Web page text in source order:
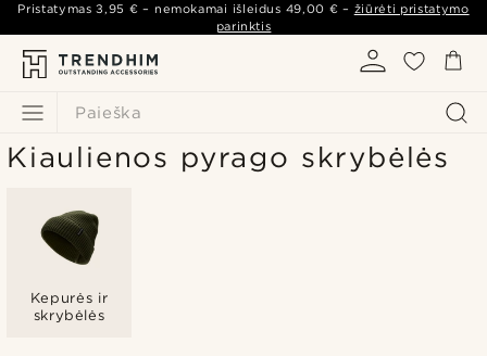
Paieška
Pristatymas3,95 € – nemokamai išleidus 49,00 € – žiūrėti pristatymo
parinktis
Kiaulienos pyrago skrybėlės
Kepurės ir
skrybėlės